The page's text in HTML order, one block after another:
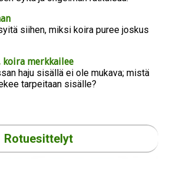
siihen, miksi koira puree joskus
koira merkkailee
haju sisällä ei ole mukava; mistä
tarpeitaan sisälle?
Rotuesittelyt